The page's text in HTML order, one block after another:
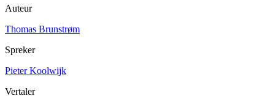
Auteur
Thomas Brunstrøm
Spreker
Pieter Koolwijk
Vertaler